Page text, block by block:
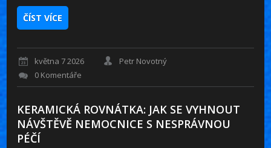
ČÍST VÍCE
května 7 2026
Petr Novotný
0 Komentáře
KERAMICKÁ ROVNÁTKA: JAK SE VYHNOUT
NÁVŠTĚVĚ NEMOCNICE S NESPRÁVNOU
PÉČÍ